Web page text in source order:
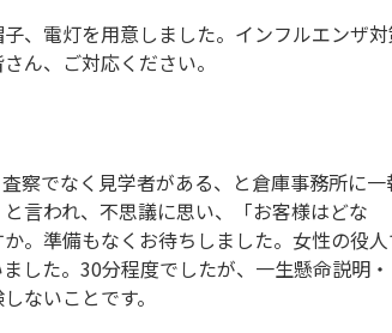
、電灯を用意しました。インフルエンザ
ん、ご対応ください。
察でなく見学者がある、と倉庫事務所に一
言われ、不思議に思い、「お客様はどな
。準備もなくお待ちしました。女性の役
した。30分程度でしたが、一生懸命説明・
ないことです。